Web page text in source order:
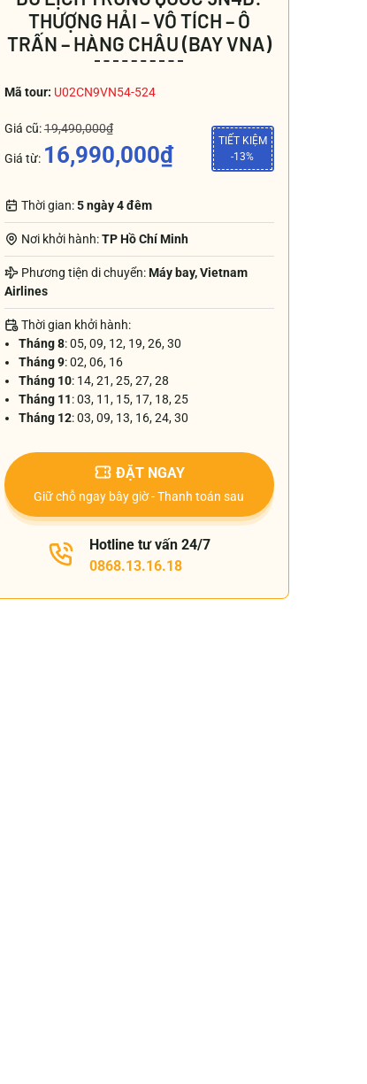
THƯỢNG HẢI – VÔ TÍCH – Ô
TRẤN – HÀNG CHÂU (BAY VNA)
Mã tour: U02CN9VN54-524
Giá cũ:19,490,000₫
Giá từ: 16,990,000₫
TIẾT KIỆM
-13%
Thời gian:5 ngày 4 đêm
Nơi khởi hành:TP Hồ Chí Minh
Phương tiện di chuyển:Máy bay, Vietnam
Airlines
Thời gian khởi hành:
Tháng 8: 05, 09, 12, 19, 26, 30
Tháng 9: 02, 06, 16
Tháng 10: 14, 21, 25, 27, 28
Tháng 11: 03, 11, 15, 17, 18, 25
Tháng 12: 03, 09, 13, 16, 24, 30
ĐẶT NGAY
Giữ chỗ ngay bây giờ - Thanh toán sau
Hotline tư vấn 24/7
0868.13.16.18